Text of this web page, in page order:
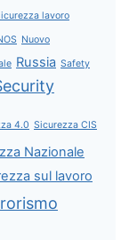
lavoro
Nuovo
Russia Safety
4.0 Sicurezza CIS
Nazionale
sul lavoro